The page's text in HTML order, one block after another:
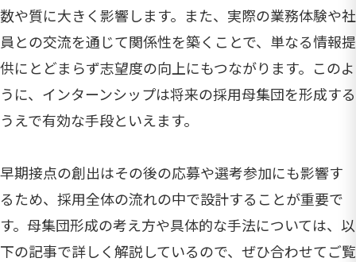
数や質に大きく影響します。また、実際の業務体験や社
員との交流を通じて関係性を築くことで、単なる情報提
供にとどまらず志望度の向上にもつながります。このよ
うに、インターンシップは将来の採用母集団を形成する
うえで有効な手段といえます。
早期接点の創出はその後の応募や選考参加にも影響す
るため、採用全体の流れの中で設計することが重要で
す。母集団形成の考え方や具体的な手法については、以
下の記事で詳しく解説しているので、ぜひ合わせてご覧